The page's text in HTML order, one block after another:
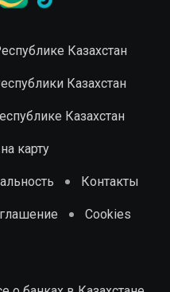
Казахстан
Казахстан
Казахстан
карту
Контакты
Cookies